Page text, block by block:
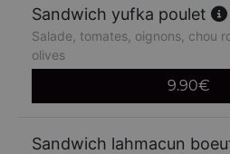
Sandwich yufka poulet
Salade, tomates, oignons, chou
olives
9.90€
Sandwich lahmacun